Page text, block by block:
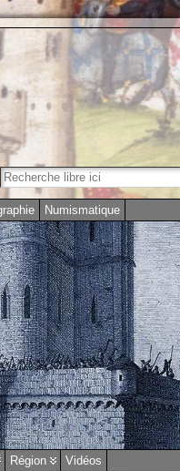
Numismatique
Région Vidéos